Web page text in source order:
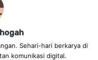
Sehari-hari berkarya di
komunikasi digital.